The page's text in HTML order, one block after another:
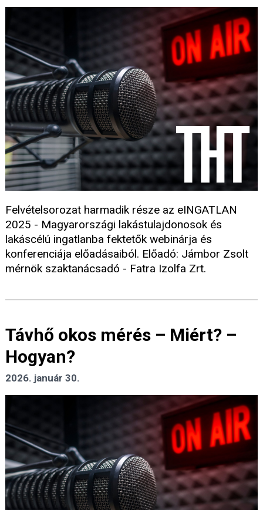
Felvételsorozat harmadik része az eINGATLAN
2025 - Magyarországi lakástulajdonosok és
lakáscélú ingatlanba fektetők webinárja és
konferenciája előadásaiból. Előadó: Jámbor Zsolt
mérnök szaktanácsadó - Fatra Izolfa Zrt.
Távhő okos mérés – Miért? –
Hogyan?
2026. január 30.